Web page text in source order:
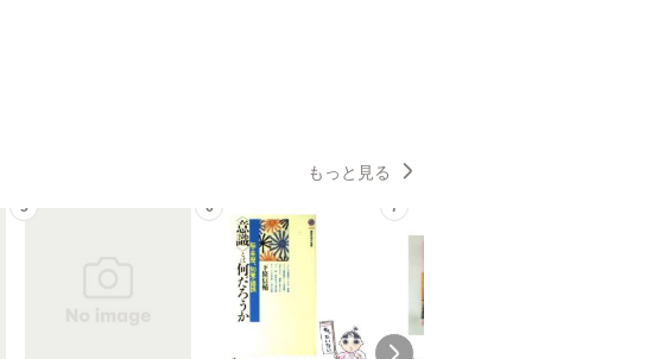
もっと見る
5 6 7